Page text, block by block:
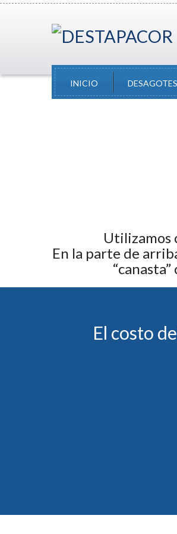
INICIO DESAGOTES
Utilizamos
En la parte de
El costo